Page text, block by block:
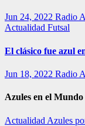
Jun 24, 2022 Radio
Actualidad Futsal
El clásico fue azul
Jun 18, 2022 Radio
Azules en el Mundo
Actualidad Azules